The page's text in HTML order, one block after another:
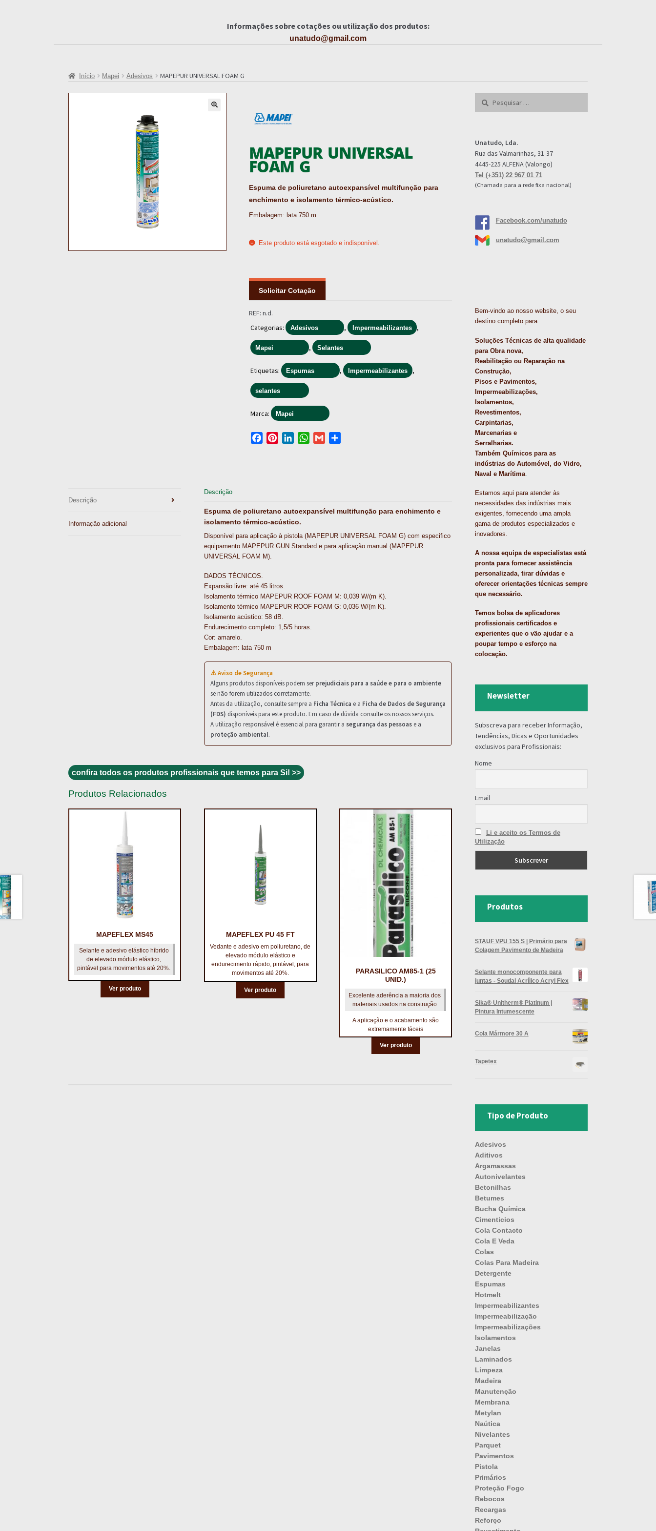
Informações sobre cotações ou utilização dos produtos:
unatudo@gmail.com
Início Mapei Adesivos MAPEPUR UNIVERSAL FOAM G
MAPEPUR UNIVERSAL
FOAM G
Espuma de poliuretano autoexpansível multifunção para
enchimento e isolamento térmico-acústico.
Embalagem: lata 750 m
Este produto está esgotado e indisponível.
Solicitar Cotação
REF:n.d.
Categorias:
Adesivos , Impermeabilizantes ,
Mapei , Selantes
Etiquetas: Espumas , Impermeabilizantes ,
selantes
Marca: Mapei
o
k
s
t
n
W
Descrição
Informação adicional
Descrição
Espuma de poliuretano autoexpansível multifunção para enchimento e
isolamento térmico-acústico.
Disponível para aplicação à pistola (MAPEPUR UNIVERSAL FOAM G) com especifico
equipamento MAPEPUR GUN Standard e para aplicação manual (MAPEPUR
UNIVERSAL FOAM M).
DADOS TÉCNICOS.
Expansão livre: até 45 litros.
Isolamento térmico MAPEPUR ROOF FOAM M: 0,039 W/(m K).
Isolamento térmico MAPEPUR ROOF FOAM G: 0,036 W/(m K).
Isolamento acústico: 58 dB.
Endurecimento completo: 1,5/5 horas.
Cor: amarelo.
Embalagem: lata 750 m
⚠️ Aviso de Segurança
Alguns produtos disponíveis podem serprejudiciais para a saúde e para o ambiente
se não forem utilizados corretamente.
Antes da utilização, consulte sempre a Ficha Técnica e a Ficha de Dados de Segurança
(FDS) disponíveis para este produto. Em caso de dúvida consulte os nossos serviços.
A utilização responsável é essencial para garantir a segurança das pessoase a
proteção ambiental.
confira todos os produtos profissionais que temos para Si! >>
Produtos Relacionados
MAPEFLEX MS45
Selante e adesivo elástico híbrido
de elevado módulo elástico,
pintável para movimentos até 20%.
Ver produto
MAPEFLEX PU 45 FT
Vedante e adesivo em poliuretano, de
elevado módulo elástico e
endurecimento rápido, pintável, para
movimentos até 20%.
Ver produto
PARASILICO AM85-1 (25
UNID.)
Excelente aderência a maioria dos
materiais usados na construção
A aplicação e o acabamento são
extremamente fáceis
Ver produto
Pesquisar
Unatudo, Lda.
Rua das Valmarinhas, 31-37
4445-225 ALFENA (Valongo)
Tel (+351) 22 967 01 71
(Chamada para a rede fixa nacional)
Facebook.com/unatudo
unatudo@gmail.com
Bem-vindo ao nosso website, o seu
destino completo para
Soluções Técnicas de alta qualidade
para Obra nova,
Reabilitação ou Reparação na
Construção,
Pisos e Pavimentos,
Impermeabilizações,
Isolamentos,
Revestimentos,
Carpintarias,
Marcenarias e
Serralharias.
Também Químicos para as
indústrias do Automóvel, do Vidro,
Naval e Marítima.
Estamos aqui para atender às
necessidades das indústrias mais
exigentes, fornecendo uma ampla
gama de produtos especializados e
inovadores.
A nossa equipa de especialistas está
pronta para fornecer assistência
personalizada, tirar dúvidas e
oferecer orientações técnicas sempre
que necessário.
Temos bolsa de aplicadores
profissionais certificados e
experientes que o vão ajudar e a
poupar tempo e esforço na
colocação.
Newsletter
Subscreva para receber Informação,
Tendências, Dicas e Oportunidades
exclusivos para Profissionais:
Nome
Email
Li e aceito os Termos de
Utilização
Produtos
STAUF VPU 155 S | Primário para
Colagem Pavimento de Madeira
Selante monocomponente para
juntas - Soudal Acrílico Acryl Flex
Sika® Unitherm® Platinum |
Pintura Intumescente
Cola Mármore 30 A
Tapetex
Tipo de Produto
Adesivos
Aditivos
Argamassas
Autonivelantes
Betonilhas
Betumes
Bucha Química
Cimenticios
Cola Contacto
Cola E Veda
Colas
Colas Para Madeira
Detergente
Espumas
Hotmelt
Impermeabilizantes
Impermeabilização
Impermeabilizações
Isolamentos
Janelas
Laminados
Limpeza
Madeira
Manutenção
Membrana
Metylan
Naútica
Nivelantes
Parquet
Pavimentos
Pistola
Primários
Proteção Fogo
Rebocos
Recargas
Reforço